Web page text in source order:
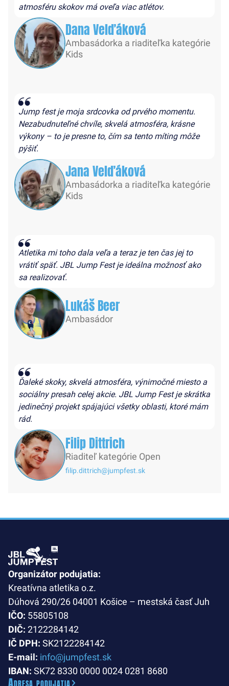
atmosféru skokov má oveľa viac atlétov.
Dana Velďáková
Ambasádorka a riaditeľka kategórie
Kids
Jump fest je moja srdcovka od prvého momentu.
Nezabudnuteľné chvíle, skvelá atmosféra, krásne
výkony – to je presne to, čím sa tento míting môže
pýšiť.
Jana Velďáková
Ambasádorka a riaditeľka kategórie
Kids
Atletika mi toho dala veľa a teraz je ten čas jej to
vrátiť späť. JBL Jump Fest je ideálna možnosť ako
sa realizovať.
Lukáš Beer
Ambasádor
Ďaleké skoky, skvelá atmosféra, výnimočné miesto a
sociálny presah celej akcie. JBL Jump Fest je skrátka
jedinečný projekt spájajúci všetky oblasti, ktoré mám
rád.
Filip Dittrich
Riaditeľ kategórie Open
filip.dittrich@jumpfest.sk
Organizátor podujatia:
Kreatívna atletika o.z.
Dúhová 290/26 04001 Košice – mestská časť Juh
IČO: 55805108
DIČ: 2122284142
IČ DPH: SK2122284142
E-mail: info@jumpfest.sk
IBAN: SK72 8330 0000 0024 0281 8680
Adresa podujatia